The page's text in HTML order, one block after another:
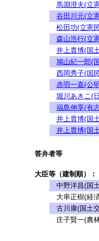
馬淵澄夫(立
谷田川元(立
松田功(立憲
森山浩行(立
井上貴博(国
鳩山紀一郎(
西岡秀子(国
赤羽一嘉(公
堀川あきこ(
福島伸享(有
井上貴博(国
井上貴博(国
答弁者等
大臣等（建制順）：
中野洋昌(国
大串正樹(経
古川康(国土
庄子賢一(農